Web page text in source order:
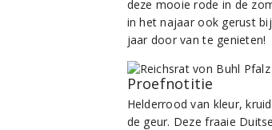
deze mooie rode in de
in het najaar ook gerust
jaar door van te genieten!
Proefnotitie
Helderrood van kleur,
de geur. Deze fraaie